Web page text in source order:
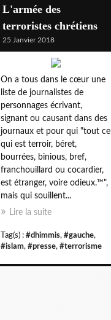
L'armée des
terroristes chrétiens
25 Janvier 2018
On a tous dans le cœur une
liste de journalistes de
personnages écrivant,
signant ou causant dans des
journaux et pour qui "tout ce
qui est terroir, béret,
bourrées, binious, bref,
franchouillard ou cocardier,
est étranger, voire odieux.™",
mais qui souillent...
Lire la suite
Tag(s) : #dhimmis, #gauche,
#islam, #presse, #terrorisme